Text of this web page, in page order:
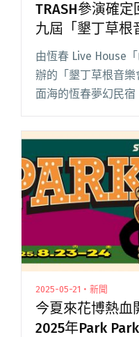
TRASH參演確
九屆「墾丁草根
由恆春 Live House
辦的「墾丁草根音樂
面海的恆春夢幻民宿
4/25、4/26 音樂會
party；2+1 日音樂
"TRASH參演確定回
丁草根音樂祭」四
2025-05-21・新聞
今夏來花博熱血
2025年Park